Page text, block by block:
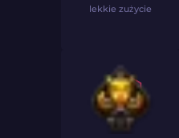
lekkie zużycie